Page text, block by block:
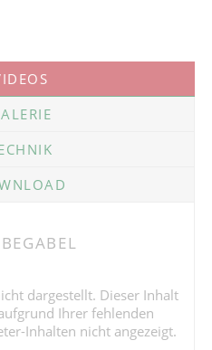
dargestellt. Dieser Inhalt
Ihrer fehlenden
Inhalten nicht angezeigt.